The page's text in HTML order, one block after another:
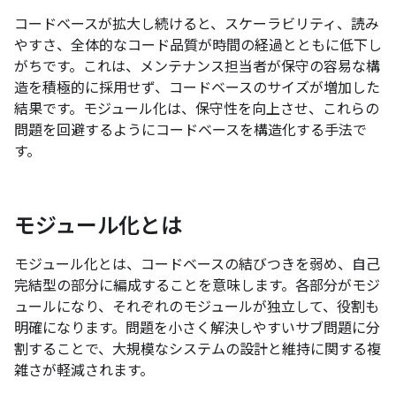
コードベースが拡大し続けると、スケーラビリティ、読み
やすさ、全体的なコード品質が時間の経過とともに低下し
がちです。これは、メンテナンス担当者が保守の容易な構
造を積極的に採用せず、コードベースのサイズが増加した
結果です。モジュール化は、保守性を向上させ、これらの
問題を回避するようにコードベースを構造化する手法で
す。
モジュール化とは
モジュール化とは、コードベースの結びつきを弱め、自己
完結型の部分に編成することを意味します。各部分がモジ
ュールになり、それぞれのモジュールが独立して、役割も
明確になります。問題を小さく解決しやすいサブ問題に分
割することで、大規模なシステムの設計と維持に関する複
雑さが軽減されます。